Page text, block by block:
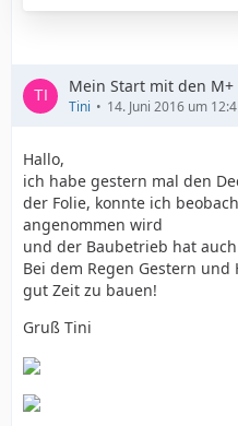
Mein Start mit den M+
Tini 14. Juni 2016 um
Hallo,
ich habe gestern mal den
der Folie, konnte ich
angenommen wird
und der Baubetrieb hat
Bei dem Regen Gestern
gut Zeit zu bauen!
Gruß Tini